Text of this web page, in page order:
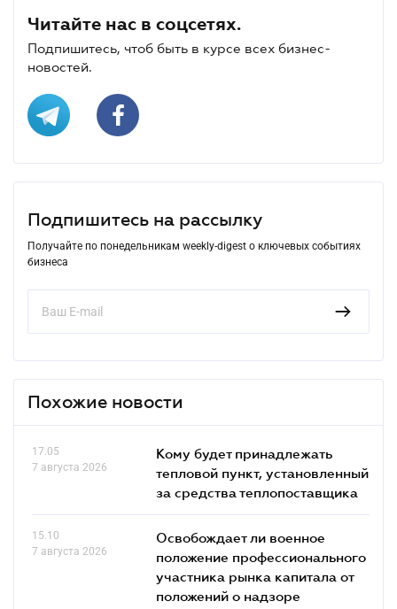
Читайте нас в соцсетях.
Подпишитесь, чтоб быть в курсе всех бизнес-
новостей.
Подпишитесь на рассылку
Получайте по понедельникам weekly-digest о ключевых событиях
бизнеса
Похожие новости
17.05
7 августа 2026
Кому будет принадлежать
тепловой пункт, установленный
за средства теплопоставщика
15.10
7 августа 2026
Освобождает ли военное
положение профессионального
участника рынка капитала от
положений о надзоре